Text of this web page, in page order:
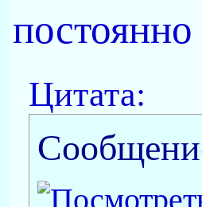
постоянно
Цитата: